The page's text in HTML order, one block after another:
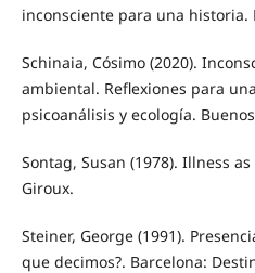
inconsciente para una historia.
Schinaia, Cósimo (2020).
ambiental. Reflexiones para
psicoanálisis y ecología.
Sontag, Susan (1978). Illness
Giroux.
Steiner, George (1991).
que decimos?. Barcelona: